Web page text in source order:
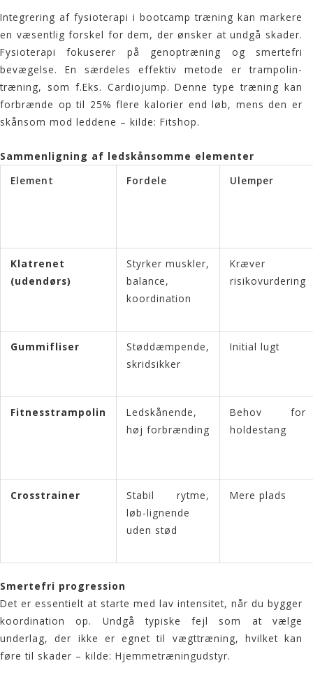
Integrering af fysioterapi i bootcamp træning kan markere
en væsentlig forskel for dem, der ønsker at undgå skader.
Fysioterapi fokuserer på genoptræning og smertefri
bevægelse. En særdeles effektiv metode er trampolin-
træning, som f.Eks. Cardiojump. Denne type træning kan
forbrænde op til 25% flere kalorier end løb, mens den er
skånsom mod leddene – kilde: Fitshop.
Sammenligning af ledskånsomme elementer
Element
Fordele Ulemper
Klatrenet
(udendørs)
Styrker muskler,
balance,
koordination
Kræver
risikovurdering
Gummifliser
Støddæmpende,
skridsikker
Initial lugt
Fitnesstrampolin
Ledskånende,
høj forbrænding
Behov for
holdestang
Crosstrainer
Stabil rytme,
løb-lignende
uden stød
Mere plads
Smertefri progression
Det er essentielt at starte med lav intensitet, når du bygger
koordination op. Undgå typiske fejl som at vælge
underlag, der ikke er egnet til vægttræning, hvilket kan
føre til skader – kilde: Hjemmetræningudstyr.